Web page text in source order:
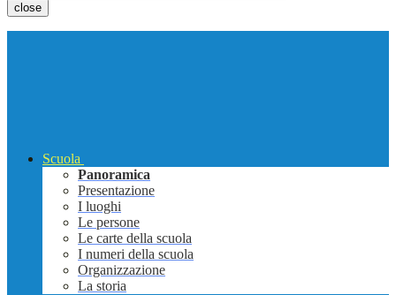
close
Scuola
Panoramica
Presentazione
I luoghi
Le persone
Le carte della scuola
I numeri della scuola
Organizzazione
La storia